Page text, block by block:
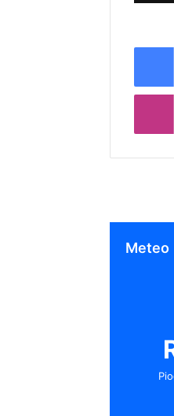
Meteo